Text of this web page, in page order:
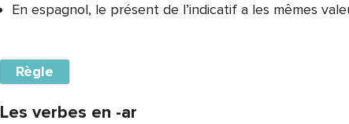
En espagnol, le présent de l’indicatif a les mêmes
Règle
Les verbes en -ar